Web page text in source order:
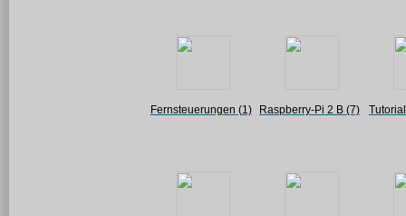
Fernsteuerungen (1) Raspberry-Pi 2 B (7)